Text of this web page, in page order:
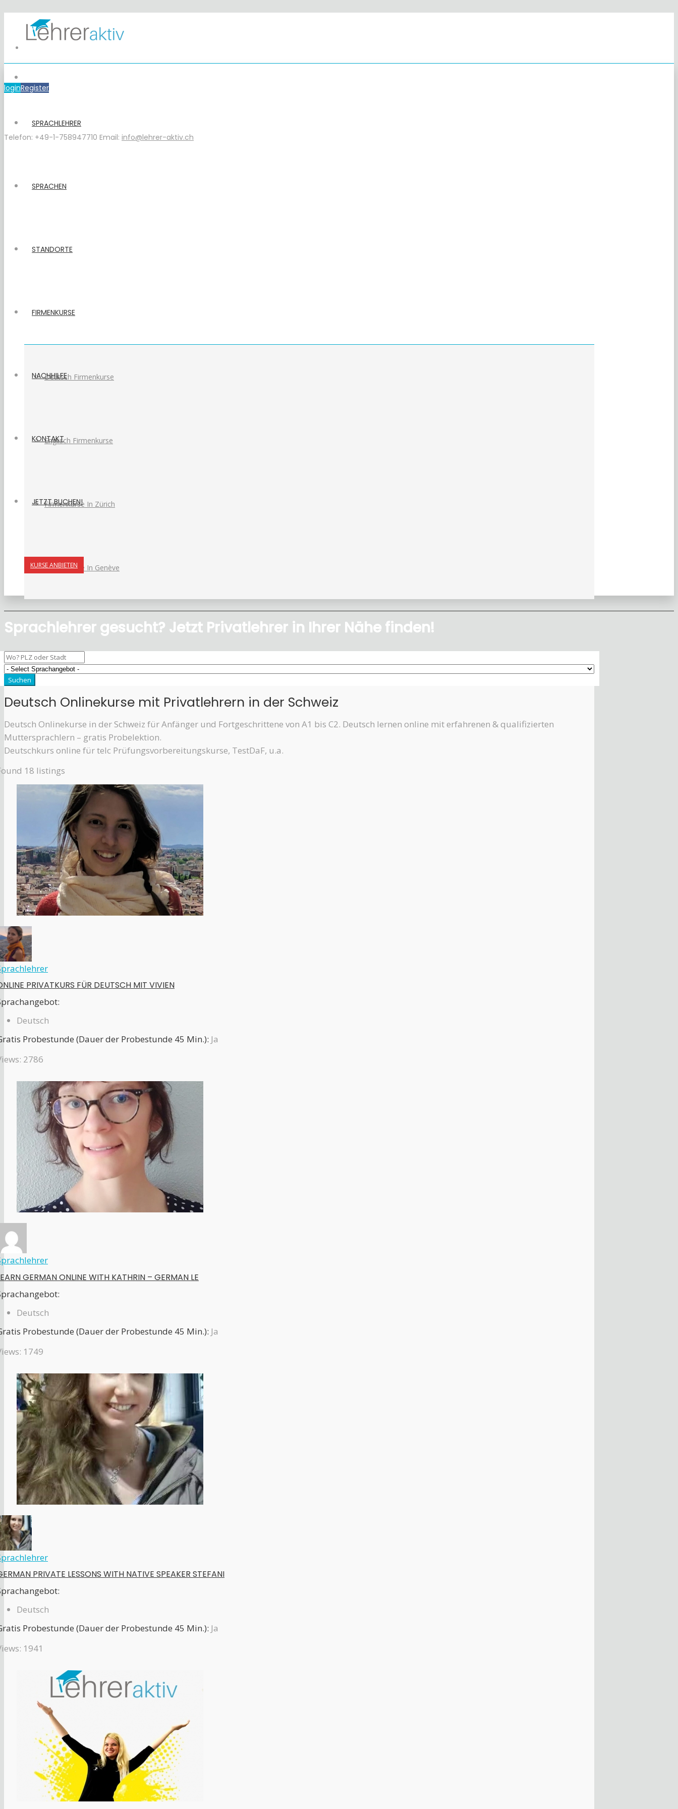
loginRegister
Telefon: +49-1-758947710 Email: info@lehrer-aktiv.ch
SPRACHLEHRER
SPRACHEN
STANDORTE
FIRMENKURSE
Deutsch Firmenkurse
Englisch Firmenkurse
Firmenkurse In Zürich
Firmenkurse In Genève
NACHHILFE
KONTAKT
JETZT BUCHEN!
KURSE ANBIETEN
Sprachlehrer gesucht? Jetzt Privatlehrer in Ihrer Nähe finden!
Deutsch Onlinekurse mit Privatlehrern in der Schweiz
Deutsch Onlinekurse in der Schweiz für Anfänger und Fortgeschrittene von A1 bis C2. Deutsch lernen online mit erfahrenen & qualifizierten
Muttersprachlern – gratis Probelektion.
Deutschkurs online für telc Prüfungsvorbereitungskurse, TestDaF, u.a.
18 listings
PRIVATKURS FÜR DEUTSCH MIT VIVIEN
Deutsch
Probestunde (Dauer der Probestunde 45 Min.): Ja
2786
GERMAN ONLINE WITH KATHRIN – GERMAN LE
Deutsch
Probestunde (Dauer der Probestunde 45 Min.): Ja
1749
PRIVATE LESSONS WITH NATIVE SPEAKER STEFANI
Deutsch
Probestunde (Dauer der Probestunde 45 Min.): Ja
1941